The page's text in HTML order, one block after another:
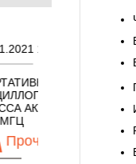
02.08.2021